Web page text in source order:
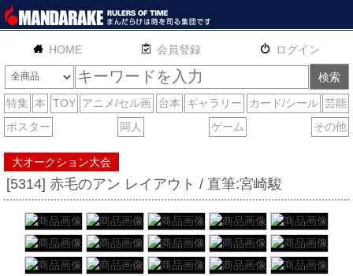
HOME English 通販 サイトマップ お問い合わせ
大オークション大会
[5314] 赤毛のアン レイアウト / 直筆:宮崎駿